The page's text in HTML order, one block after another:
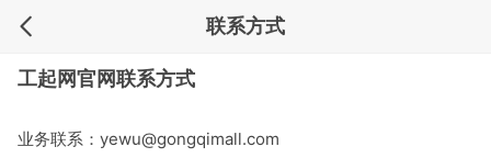
联系方式
工起网官网联系方式
业务联系：yewu@gongqimall.com